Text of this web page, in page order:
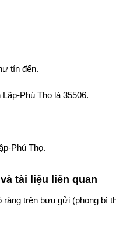
tín đến.
Phú Thọ là 35506.
Phú Thọ.
tài liệu liên quan
trên bưu gửi (phong bì